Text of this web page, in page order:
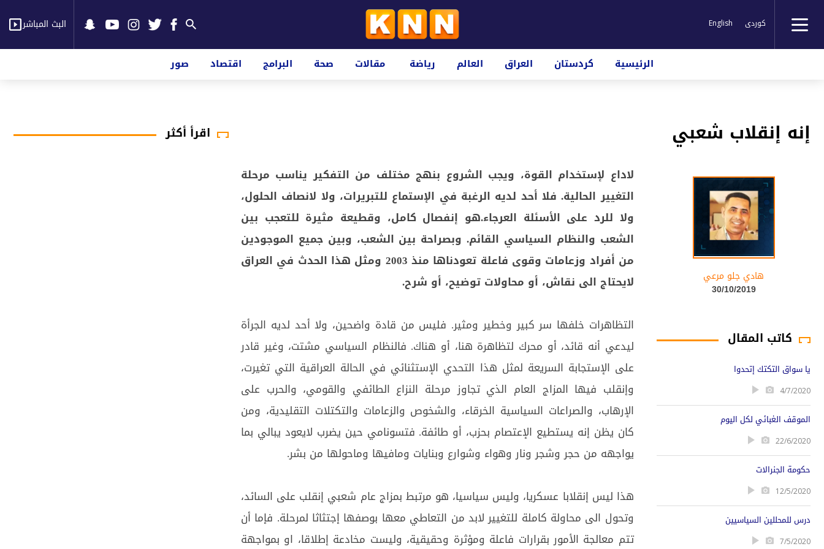
کوردی English البث المباشر
الرئيسية كردستان العراق العالم رياضة مقالات صحة البرامج اقتصاد صور
إنه إنقلاب شعبي
هادي جلو مرعي
30/10/2019
كاتب المقال
يا سواق التكتك إتحدوا
4/7/2020
الموقف الغبائي لكل اليوم
22/6/2020
حكومة الجنرالات
12/5/2020
درس للمحللين السياسيين
7/5/2020
لاداع لإستخدام القوة، ويجب الشروع بنهج مختلف من التفكير يناسب مرحلة
التغيير الحالية. فلا أحد لديه الرغبة في الإستماع للتبريرات، ولا لانصاف الحلول،
ولا للرد على الأسئلة العرجاء.هو إنفصال كامل، وقطيعة مثيرة للتعجب بين
الشعب والنظام السياسي القائم. وبصراحة بين الشعب، وبين جميع الموجودين
من أفراد وزعامات وقوى فاعلة تعودناها منذ 2003 ومثل هذا الحدث في العراق
لايحتاج الى نقاش، أو محاولات توضيح، أو شرح.
التظاهرات خلفها سر كبير وخطير ومثير. فليس من قادة واضحين، ولا أحد لديه الجرأة
ليدعي أنه قائد، أو محرك لتظاهرة هنا، أو هناك. فالنظام السياسي مشتت، وغير قادر
على الإستجابة السريعة لمثل هذا التحدي الإستثنائي في الحالة العراقية التي تغيرت،
وإنقلب فيها المزاج العام الذي تجاوز مرحلة النزاع الطائفي والقومي، والحرب على
الإرهاب، والصراعات السياسية الخرقاء، والشخوص والزعامات والتكتلات التقليدية، ومن
كان يظن إنه يستطيع الإعتصام بحزب، أو طائفة. فتسونامي حين يضرب لايعود يبالي بما
يواجهه من حجر وشجر ونار وهواء وشوارع وبنايات ومافيها وماحولها من بشر.
هذا ليس إنقلابا عسكريا، وليس سياسيا، هو مرتبط بمزاج عام شعبي إنقلب على السائد،
وتحول الى محاولة كاملة للتغيير لابد من التعاطي معها بوصفها إجتثاثا لمرحلة. فإما أن
تتم معالجة الأمور بقرارات فاعلة ومؤثرة وحقيقية، وليست مخادعة إطلاقا، او بمواجهة
اقرأ أكثر